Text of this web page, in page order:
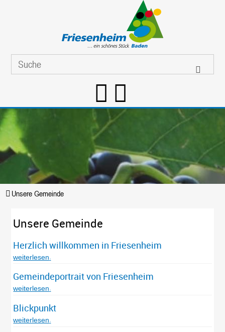
Unsere Gemeinde
Unsere Gemeinde
Herzlich willkommen in Friesenheim
weiterlesen
Gemeindeportrait von Friesenheim
weiterlesen
Blickpunkt
weiterlesen